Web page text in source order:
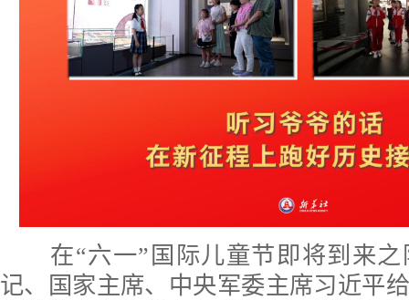
在“六一”国际儿童节即将到来之
记、国家主席、中央军委主席习近平